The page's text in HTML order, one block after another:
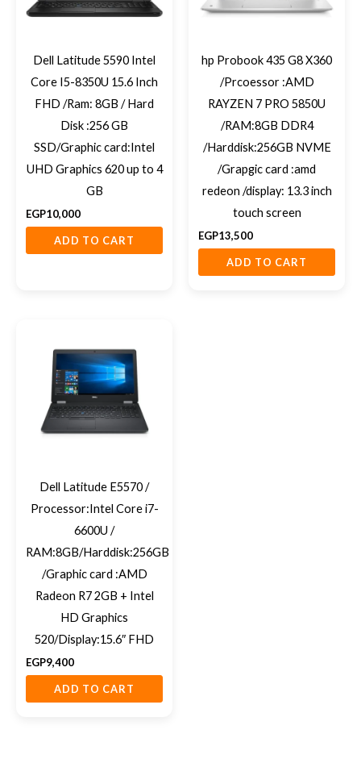
Dell Latitude 5590 Intel
Core I5-8350U 15.6 Inch
FHD /Ram: 8GB / Hard
Disk :256 GB
SSD/Graphic card:Intel
UHD Graphics 620 up to 4
GB
EGP10,000
ADD TO CART
hp Probook 435 G8 X360
/Prcoessor :AMD
RAYZEN 7 PRO 5850U
/RAM:8GB DDR4
/Harddisk:256GB NVME
/Grapgic card :amd
redeon /display: 13.3 inch
touch screen
EGP13,500
ADD TO CART
Dell Latitude E5570 /
Processor:Intel Core i7-
6600U /
RAM:8GB/Harddisk:256GB
/Graphic card :AMD
Radeon R7 2GB + Intel
HD Graphics
520/Display:15.6″ FHD
EGP9,400
ADD TO CART